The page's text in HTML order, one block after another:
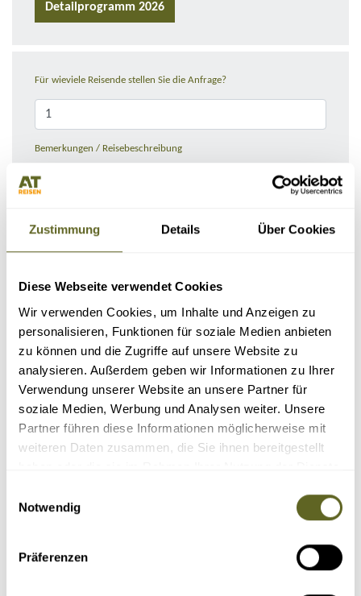
Zustimmung Details Über Cookies
Diese Webseite verwendet Cookies
Wir verwenden Cookies, um Inhalte und Anzeigen zu
personalisieren, Funktionen für soziale Medien anbieten
zu können und die Zugriffe auf unsere Website zu
analysieren. Außerdem geben wir Informationen zu Ihrer
Verwendung unserer Website an unsere Partner für
soziale Medien, Werbung und Analysen weiter. Unsere
Partner führen diese Informationen möglicherweise mit
weiteren Daten zusammen, die Sie ihnen bereitgestellt
Notwendig
Präferenzen
Detailprogramm 2026
Für wieviele Reisende stellen Sie die Anfrage?
Bemerkungen / Reisebeschreibung
KONTAKTDATEN